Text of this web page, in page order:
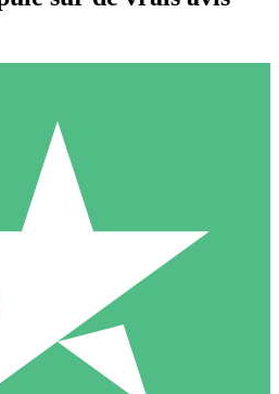
Individuels
crédits de téléchargement. Sans
Téléchargement
10 00